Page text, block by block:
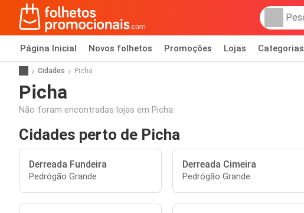
Página Inicial Novos folhetos Promoções Lojas Categorias
Cidades Picha
Picha
Não foram encontradas lojas em Picha.
Cidades perto de Picha
Derreada Fundeira
Pedrógão Grande
Derreada Cimeira
Pedrógão Grande